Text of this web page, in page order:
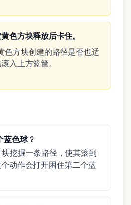
色方块释放后卡住。
色方块创建的路径是否也适
入上方篮筐。
蓝色球？
挖掘一条路径，使其滚到
动作会打开困住第二个蓝